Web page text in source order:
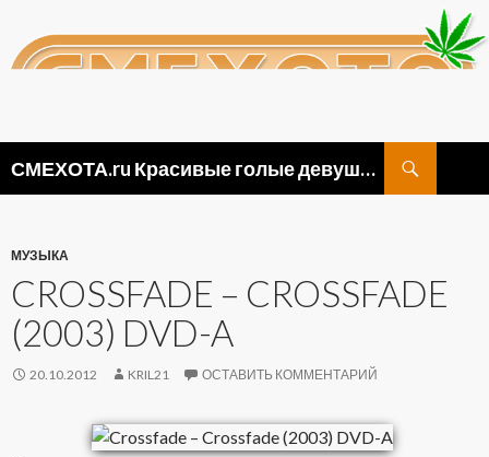
СМЕХОТА.ru Красивые голые девушки, прикольные картинки ню и видео приколы
МУЗЫКА
CROSSFADE – CROSSFADE
(2003) DVD-A
20.10.2012 KRIL21 ОСТАВИТЬ КОММЕНТАРИЙ